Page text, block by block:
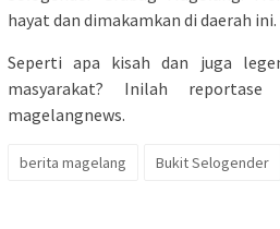
hayat dan dimakamkan di daerah ini.
Seperti apa kisah dan juga
masyarakat? Inilah
magelangnews.
berita magelang Bukit Selogender